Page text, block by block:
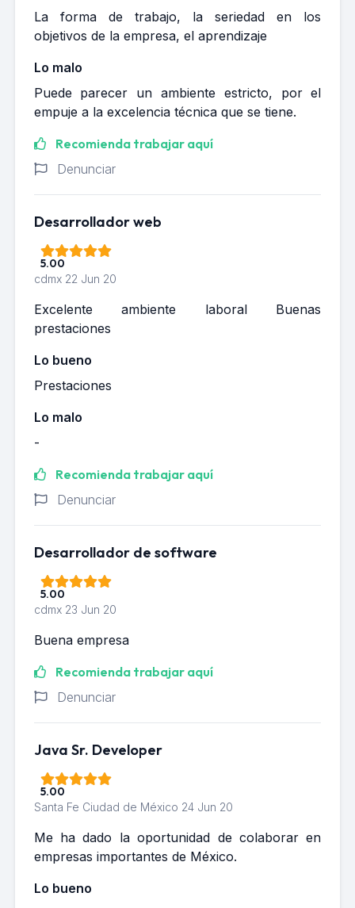
La forma de trabajo, la seriedad en los
objetivos de la empresa, el aprendizaje
Lo malo
Puede parecer un ambiente estricto, por el
empuje a la excelencia técnica que se tiene.
Recomienda trabajar aquí
Denunciar
Desarrollador web
5.00
cdmx 22 Jun 20
Excelente ambiente laboral Buenas
prestaciones
Lo bueno
Prestaciones
Lo malo
-
Recomienda trabajar aquí
Denunciar
Desarrollador de software
5.00
cdmx 23 Jun 20
Buena empresa
Recomienda trabajar aquí
Denunciar
Java Sr. Developer
5.00
Santa Fe Ciudad de México 24 Jun 20
Me ha dado la oportunidad de colaborar en
empresas importantes de México.
Lo bueno